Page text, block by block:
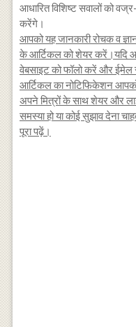
आधारित विशिष्ट सवालों को
करेंगे।
आपको यह जानकारी रोचक व
के आर्टिकल को शेयर करें।यदि
वेबसाइट को फॉलो करें और
आर्टिकल का नोटिफिकेशन
अपने मित्रों के साथ शेयर और
समस्या हो या कोई सुझाव देना
पूरा पढ़ें।